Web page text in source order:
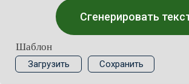
Сгенерировать
Шаблон
Загрузить Сохранить